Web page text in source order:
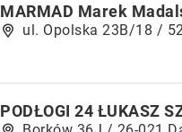
MARMAD Marek
ul. Opolska 23B/18 /
PODŁOGI 24 ŁUKASZ